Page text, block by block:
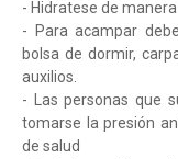
- Hidratese de
- Para acampar
bolsa de dormir,
auxilios.
- Las personas que
tomarse la presión
de salud